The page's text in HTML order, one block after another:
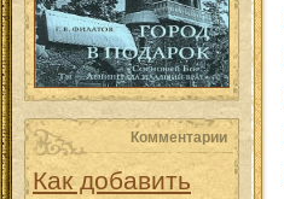
Комментарии
Как добавить